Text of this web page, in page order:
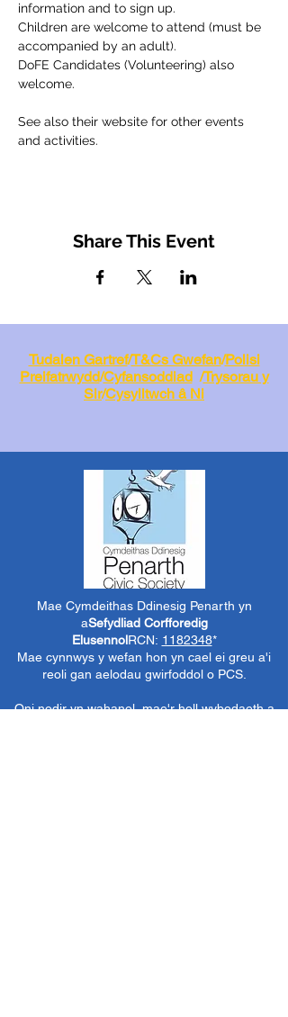
information and to sign up.
Children are welcome to attend (must be
accompanied by an adult).
DoFE Candidates (Volunteering) also
welcome.
See also their website for other events
and activities.
Share This Event
Tudalen Gartref/T&Cs Gwefan/Polisi
Preifatrwydd/Cyfansoddiad/Trysorau y
Sir/Cysylltwch â Ni
Mae Cymdeithas Ddinesig Penarth yn
aSefydliad Corfforedig
ElusennolRCN: 1182348*
Mae cynnwys y wefan hon yn cael ei greu a'i
reoli gan aelodau gwirfoddol o PCS.
Oni nodir yn wahanol, mae'r holl wybodaeth a